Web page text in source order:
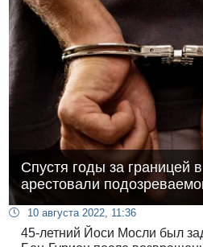
Спустя годы за границей
арестовали
10 августа 2022, 11:36
45-летний Йоси Мосли был